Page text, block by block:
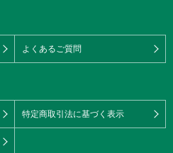
よくあるご質問
特定商取引法に基づく表示